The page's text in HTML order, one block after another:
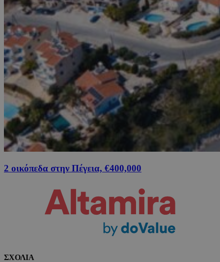
2 οικόπεδα στην Πέγεια, €400,000
ΣΧΟΛΙΑ